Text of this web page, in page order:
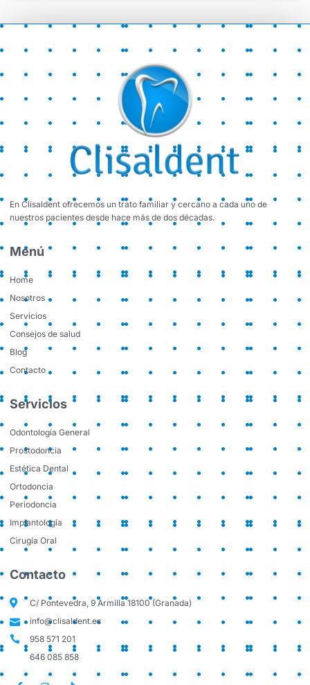
En Clisaldent ofrecemos un trato familiar y cercano a cada uno de
nuestros pacientes desde hace más de dos décadas.
Menú
Home
Nosotros
Servicios
Consejos de salud
Blog
Contacto
Servicios
Odontología General
Prostodoncia
Estética Dental
Ortodoncia
Periodoncia
Implantología
Cirugía Oral
Contacto
C/ Pontevedra, 9 Armilla 18100 (Granada)
info@clisaldent.es
958 571 201
646 085 858